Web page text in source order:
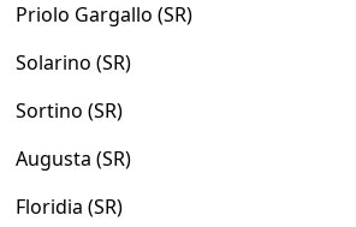
Priolo Gargallo (SR)
Solarino (SR)
Sortino (SR)
Augusta (SR)
Floridia (SR)